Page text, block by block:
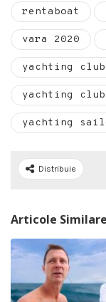
rentaboat
vara 2020
yachting
yachting
yachting
Distribuie
Articole Similare